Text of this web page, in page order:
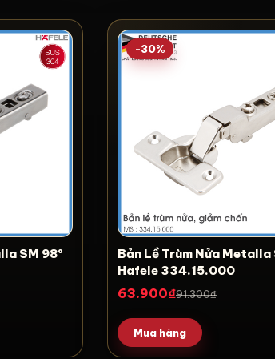
SM 98º
-30%
Bản Lề Trùm Nửa Metalla
Hafele 334.15.000
63.900₫91.300₫
Mua hàng